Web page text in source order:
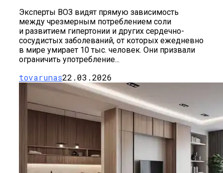
Эксперты ВОЗ видят прямую зависимость
между чрезмерным потреблением соли
и развитием гипертонии и других сердечно-
сосудистых заболеваний, от которых ежедневно
в мире умирает 10 тыс. человек. Они призвали
ограничить употребление...
tovarunas22.03.2026